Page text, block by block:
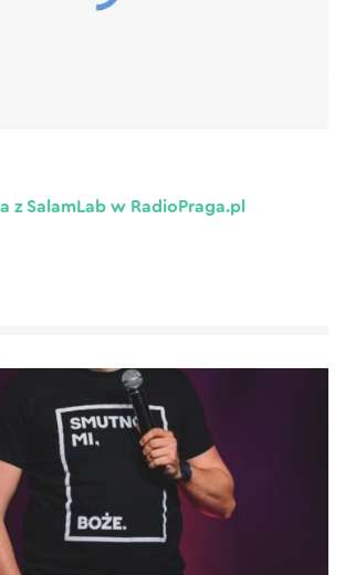
z SalamLab w RadioPraga.pl